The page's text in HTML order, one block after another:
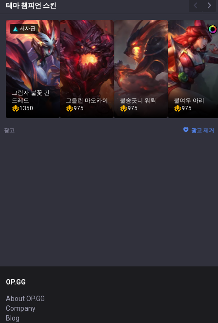
테마챔피언 스킨
서사급
그림자 불꽃 킨
드레드
1350
그을린 마오카이
975
불송곳니 워윅
975
불여우 아리
975
광고 광고 제거
OP.GG
About OP.GG
Company
Blog